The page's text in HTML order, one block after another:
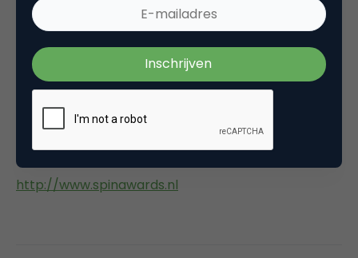
het SpinAwards Diner op 1 april 2004 in het nieuwe
INIT gebouw op het Amsterdamse
Oostenburgereiland.
Bron:
http://www.spinawards.nl